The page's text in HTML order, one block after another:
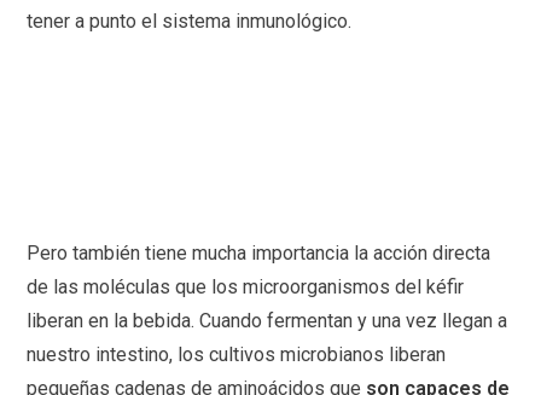
tener a punto el sistema inmunológico.
Pero también tiene mucha importancia la acción directa
de las moléculas que los microorganismos del kéfir
liberan en la bebida. Cuando fermentan y una vez llegan a
nuestro intestino, los cultivos microbianos liberan
pequeñas cadenas de aminoácidos que son capaces de